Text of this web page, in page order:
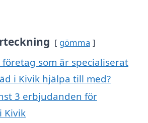
gömma
som är specialiserat
i Kivik hjälpa till med?
3 erbjudanden för
Kivik